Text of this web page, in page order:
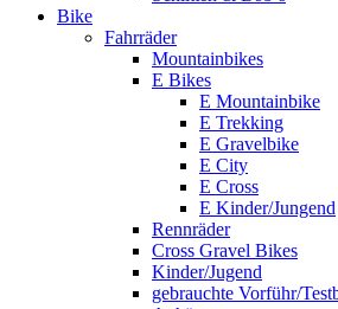
Bike
Fahrräder
Mountainbikes
E Bikes
E Mountainbike
E Trekking
E Gravelbike
E City
E Cross
E Kinder/Jungend
Rennräder
Cross Gravel Bikes
Kinder/Jugend
gebrauchte Vorführ/